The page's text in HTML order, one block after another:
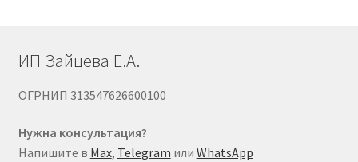
ИП Зайцева Е.А.
ОГРНИП 313547626600100
Нужна консультация?
Напишите в Max, Telegram или WhatsApp